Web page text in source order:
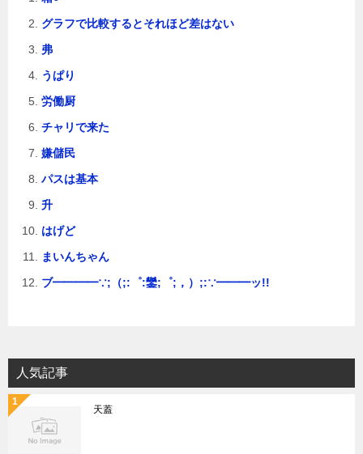
グラフで比較するとそれほど差はない
弗
うぱり
労働厨
チャリで来た
嫌儲民
パスは基本
升
はげど
まいんちゃん
ブ━━━━∵;（;:゜:鑾;゜;，）;:∵━━━ッ!!
人気記事
天蓋